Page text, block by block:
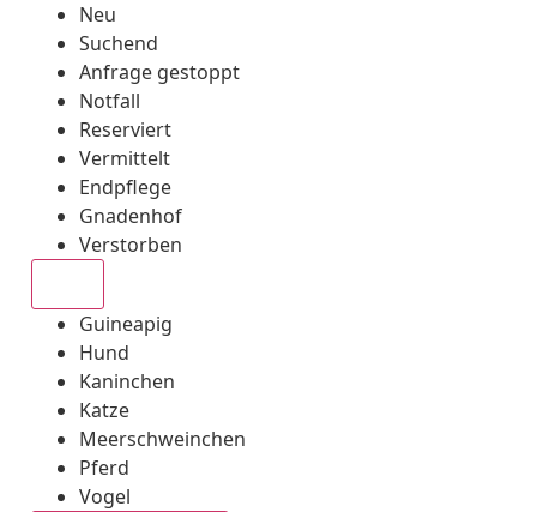
Neu
Suchend
Anfrage gestoppt
Notfall
Reserviert
Vermittelt
Endpflege
Gnadenhof
Verstorben
Guineapig
Hund
Kaninchen
Katze
Meerschweinchen
Pferd
Vogel